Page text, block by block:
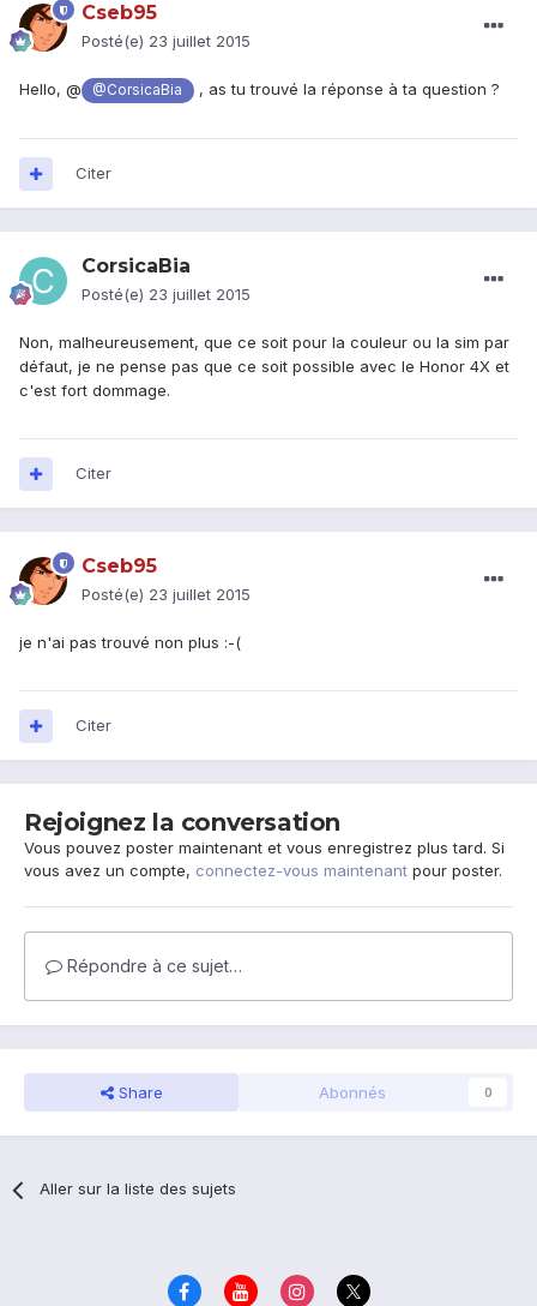
Cseb95
Posté(e) 23 juillet 2015
Hello, @ @CorsicaBia , as tu trouvé la réponse à ta question ?
Citer
CorsicaBia
Posté(e) 23 juillet 2015
Non, malheureusement, que ce soit pour la couleur ou la sim par
défaut, je ne pense pas que ce soit possible avec le Honor 4X et
c'est fort dommage.
Citer
Cseb95
Posté(e) 23 juillet 2015
je n'ai pas trouvé non plus :-(
Citer
Rejoignez la conversation
Vous pouvez poster maintenant et vous enregistrez plus tard. Si
vous avez un compte, connectez-vous maintenant pour poster.
Répondre à ce sujet…
Share Abonnés 0
Aller sur la liste des sujets